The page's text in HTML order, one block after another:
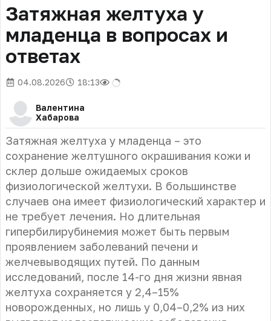
Затяжная желтуха у
младенца в вопросах и
ответах
04.08.2026 18:13
Валентина
Хабарова
Затяжная желтуха у младенца – это
сохранение желтушного окрашивания кожи и
склер дольше ожидаемых сроков
физиологической желтухи. В большинстве
случаев она имеет физиологический характер и
не требует лечения. Но длительная
гипербилирубинемия может быть первым
проявлением заболеваний печени и
желчевыводящих путей. По данным
исследований, после 14-го дня жизни явная
желтуха сохраняется у 2,4–15%
новорожденных, но лишь у 0,04–0,2% из них